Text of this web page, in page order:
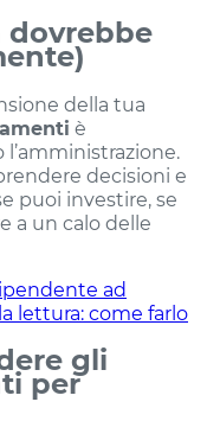
dovrebbe
della tua
è
decisioni e
puoi investire, se
a un calo delle
ad
lettura: come farlo
gli
per